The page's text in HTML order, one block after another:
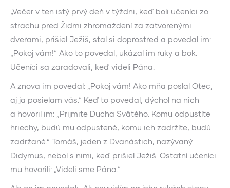
„Večer v ten istý prvý deň v týždni, keď boli učeníci zo
strachu pred Židmi zhromaždení za zatvorenými
dverami, prišiel Ježiš, stal si doprostred a povedal im:
„Pokoj vám!“ Ako to povedal, ukázal im ruky a bok.
Učeníci sa zaradovali, keď videli Pána.
A znova im povedal: „Pokoj vám! Ako mňa poslal Otec,
aj ja posielam vás.“ Keď to povedal, dýchol na nich
a hovoril im: „Prijmite Ducha Svätého. Komu odpustíte
hriechy, budú mu odpustené, komu ich zadržíte, budú
zadržané.“ Tomáš, jeden z Dvanástich, nazývaný
Didymus, nebol s nimi, keď prišiel Ježiš. Ostatní učeníci
mu hovorili: „Videli sme Pána.“